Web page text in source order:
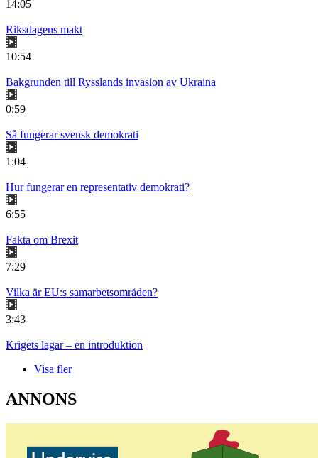
14:05
Riksdagens makt
10:54
Bakgrunden till Rysslands invasion av Ukraina
0:59
Så fungerar svensk demokrati
1:04
Hur fungerar en representativ demokrati?
6:55
Fakta om Brexit
7:29
Vilka är EU:s samarbetsområden?
3:43
Krigets lagar – en introduktion
Visa fler
ANNONS